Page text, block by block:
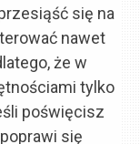
się na
nawet
że w
tylko
poświęcisz
się